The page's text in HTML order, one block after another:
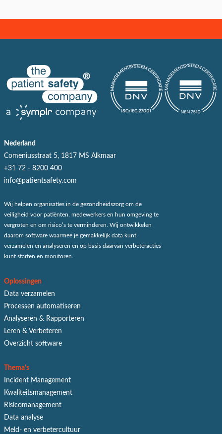
Nederland
Comeniusstraat 5, 1817 MS Alkmaar
+31 72 - 8200 400
info@patientsafety.com
Wij helpen organisaties in de gezondheidszorg om de
veiligheid voor patiënten, medewerkers en hun omgeving te
vergroten en om risico’s te verminderen. Wij ontwikkelen
daarom software waarmee je gemakkelijk data kunt
verzamelen en analyseren en op basis daarvan verbeteracties
kunt starten en monitoren.
Oplossingen
Data verzamelen
Processen automatiseren
Analyseren & Rapporteren
Leren & Verbeteren
Overzicht software
Thema's
Incident Management
Kwaliteitsmanagement
Risicomanagement
Data analyse
Meld- en verbetercultuur